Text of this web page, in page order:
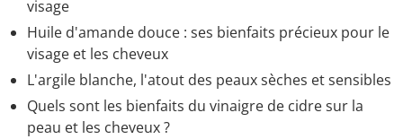
visage
Huile d'amande douce : ses bienfaits précieux pour le
visage et les cheveux
L'argile blanche, l'atout des peaux sèches et sensibles
Quels sont les bienfaits du vinaigre de cidre sur la
peau et les cheveux ?